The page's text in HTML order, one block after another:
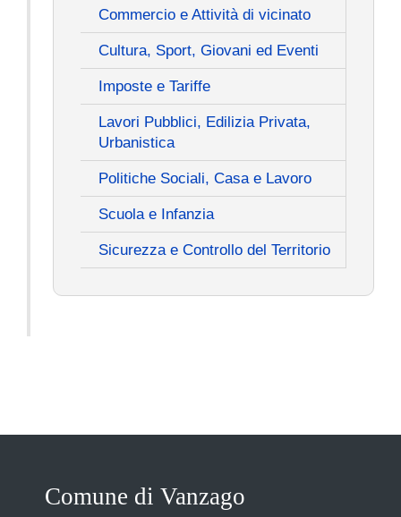
Commercio e Attività di vicinato
Cultura, Sport, Giovani ed Eventi
Imposte e Tariffe
Lavori Pubblici, Edilizia Privata,
Urbanistica
Politiche Sociali, Casa e Lavoro
Scuola e Infanzia
Sicurezza e Controllo del Territorio
Comune di Vanzago